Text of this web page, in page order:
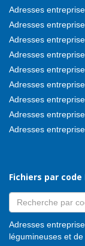
Adresses
Adresses
Adresses
Adresses
Adresses
Adresses
Adresses
Adresses
Adresses
Fichiers par code
Adresses
légumineuses et